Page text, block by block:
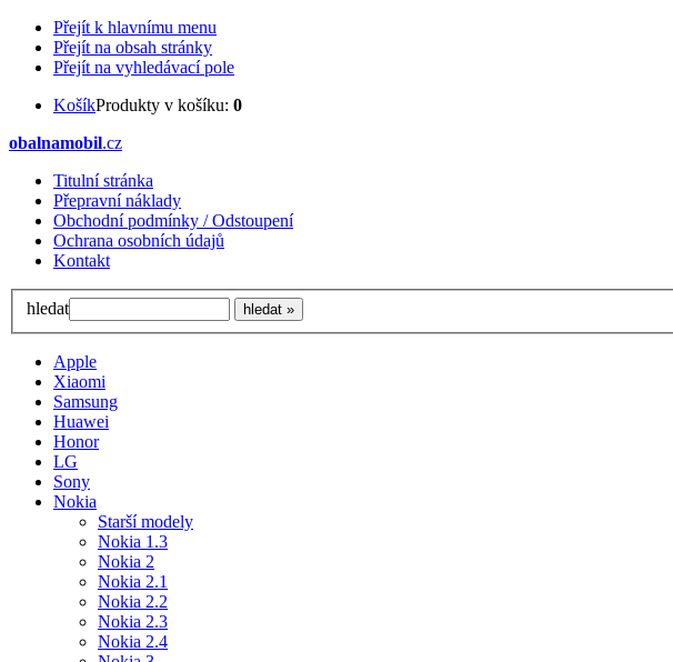
Přejít k hlavnímu menu
Přejít na obsah stránky
Přejít na vyhledávací pole
KošíkProdukty v košíku: 0
obalnamobil.cz
Titulní stránka
Přepravní náklady
Obchodní podmínky / Odstoupení
Ochrana osobních údajů
Kontakt
hledat
Apple
Xiaomi
Samsung
Huawei
Honor
LG
Sony
Nokia
Starší modely
Nokia 1.3
Nokia 2
Nokia 2.1
Nokia 2.2
Nokia 2.3
Nokia 2.4